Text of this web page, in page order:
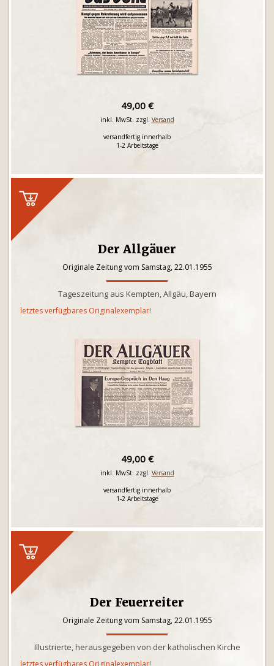
49,00 €
inkl. MwSt. zzgl. Versand
versandfertig innerhalb
1-2 Arbeitstage
Der Allgäuer
Originale Zeitung vom Samstag, 22.01.1955
Tageszeitung aus Kempten, Allgäu, Bayern
letztes verfügbares Originalexemplar!
49,00 €
inkl. MwSt. zzgl. Versand
versandfertig innerhalb
1-2 Arbeitstage
Der Feuerreiter
Originale Zeitung vom Samstag, 22.01.1955
Illustrierte, herausgegeben von der katholischen Kirche
letztes verfügbares Originalexemplar!